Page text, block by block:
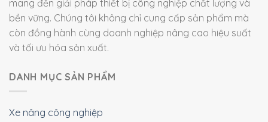
mang đến giải pháp thiết bị công nghiệp chất lượng và
bền vững. Chúng tôi không chỉ cung cấp sản phẩm mà
còn đồng hành cùng doanh nghiệp nâng cao hiệu suất
và tối ưu hóa sản xuất.
DANH MỤC SẢN PHẨM
Xe nâng công nghiệp